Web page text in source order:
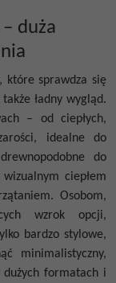
duża
które sprawdza się
ładny wygląd.
– od ciepłych,
idealne do
do
ciepłem
Osobom,
wzrok opcji,
bardzo stylowe,
minimalistyczny,
dużych formatach i